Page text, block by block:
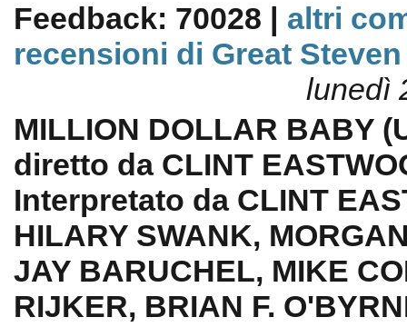
Feedback: 70028 | altri
recensioni di Great Steven
lunedì
MILLION DOLLAR BABY
diretto da CLINT
Interpretato da CLINT
HILARY SWANK,
JAY BARUCHEL, MIKE
RIJKER, BRIAN F.